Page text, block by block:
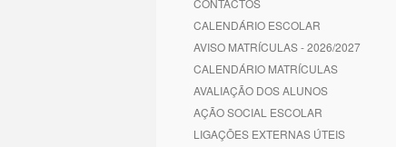
CONTACTOS
CALENDÁRIO ESCOLAR
AVISO MATRÍCULAS - 2026/2027
CALENDÁRIO MATRÍCULAS
AVALIAÇÃO DOS ALUNOS
AÇÃO SOCIAL ESCOLAR
LIGAÇÕES EXTERNAS ÚTEIS